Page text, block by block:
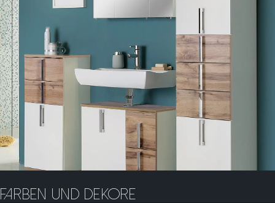
Farben und Dekore